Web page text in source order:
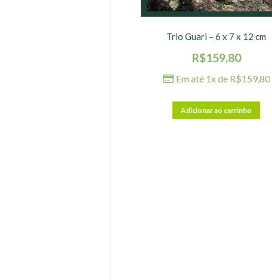
Trio Guari – 6 x 7 x 12 cm
R$159,80
Em até 1x de R$159,80
Adicionar ao carrinho